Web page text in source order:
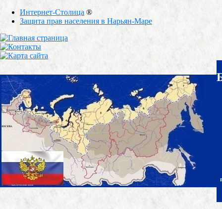
Интернет-Столица ®
Защита прав населения в Нарьян-Маре